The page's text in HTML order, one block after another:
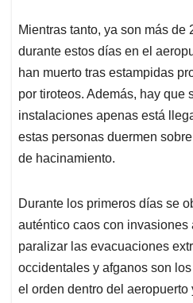
Mientras tanto, ya son más
durante estos días en el
han muerto tras estampidas
por tiroteos. Además, hay que
instalaciones apenas está
estas personas duermen
de hacinamiento.
Durante los primeros días se
auténtico caos con
paralizar las evacuaciones
occidentales y afganos son
el orden dentro del